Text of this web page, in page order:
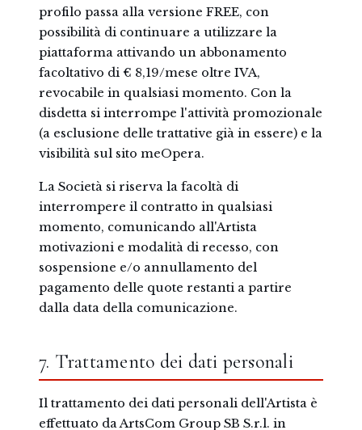
profilo passa alla versione FREE, con
possibilità di continuare a utilizzare la
piattaforma attivando un abbonamento
facoltativo di € 8,19/mese oltre IVA,
revocabile in qualsiasi momento. Con la
disdetta si interrompe l'attività promozionale
(a esclusione delle trattative già in essere) e la
visibilità sul sito meOpera.
La Società si riserva la facoltà di
interrompere il contratto in qualsiasi
momento, comunicando all'Artista
motivazioni e modalità di recesso, con
sospensione e/o annullamento del
pagamento delle quote restanti a partire
dalla data della comunicazione.
7. Trattamento dei dati personali
Il trattamento dei dati personali dell'Artista è
effettuato da ArtsCom Group SB S.r.l. in